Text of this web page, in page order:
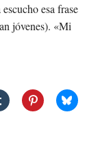
esa frase
jóvenes). «Mi